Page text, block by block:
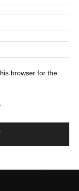
browser for the